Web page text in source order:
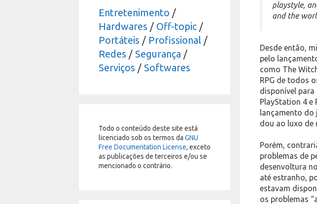
playstyle,
and the
Desde então,
pelo
como The
RPG de todos
disponível para
PlayStation 4 e
lançamento
dou ao luxo de
Porém,
problemas de
desenvoltura
até estranho,
estavam
os problemas
Entretenimento /
Hardwares / Off-topic /
Portáteis / Profissional /
Redes / Segurança /
Serviços / Softwares
Todo o conteúdo deste site está
licenciado sob os termos da GNU
Free Documentation License, exceto
as publicações de terceiros e/ou se
mencionado o contrário.